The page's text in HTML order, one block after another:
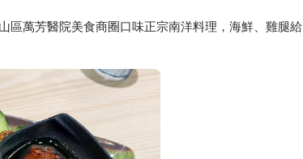
區萬芳醫院美食商圈口味正宗南洋料理，海鮮、雞腿給